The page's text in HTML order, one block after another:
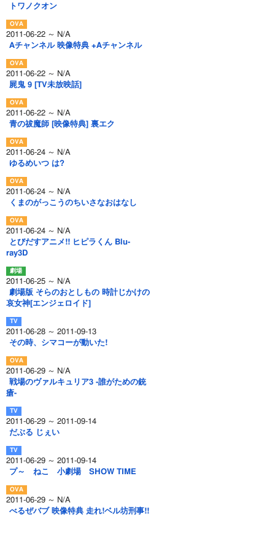
トワノクオン
2011-06-22 ～ N/A
Aチャンネル 映像特典 +Aチャンネル
2011-06-22 ～ N/A
屍鬼 9 [TV未放映話]
2011-06-22 ～ N/A
青の祓魔師 [映像特典] 裏エク
2011-06-24 ～ N/A
ゆるめいつ は?
2011-06-24 ～ N/A
くまのがっこうのちいさなおはなし
2011-06-24 ～ N/A
とびだすアニメ!! ヒピラくん Blu-
ray3D
2011-06-25 ～ N/A
劇場版 そらのおとしもの 時計じかけの
哀女神[エンジェロイド]
2011-06-28 ～ 2011-09-13
その時、シマコーが動いた!
2011-06-29 ～ N/A
戦場のヴァルキュリア3 -誰がための銃
瘡-
2011-06-29 ～ 2011-09-14
だぶる じぇい
2011-06-29 ～ 2011-09-14
プ～ ねこ 小劇場 SHOW TIME
2011-06-29 ～ N/A
べるぜバブ 映像特典 走れ!ベル坊刑事!!